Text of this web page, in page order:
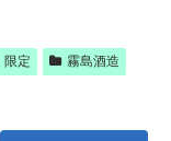
限定 霧島酒造